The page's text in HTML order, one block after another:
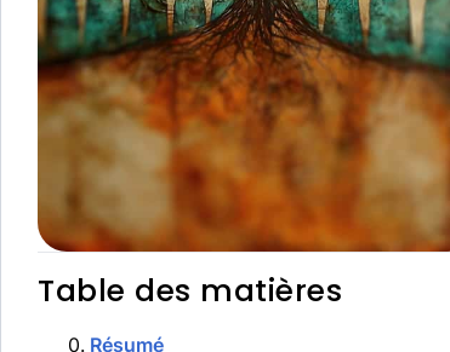
Table des matières
0. Résumé